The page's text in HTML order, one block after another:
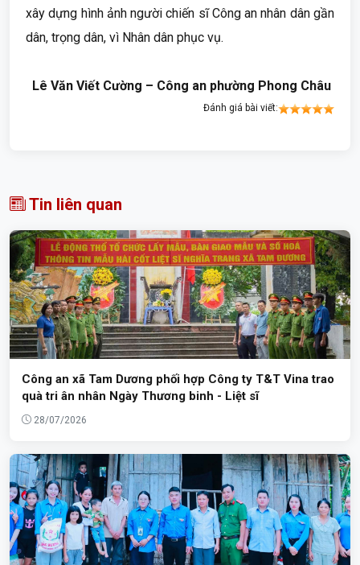
xây dựng hình ảnh người chiến sĩ Công an nhân dân gần
dân, trọng dân, vì Nhân dân phục vụ.
Lê Văn Viết Cường – Công an phường Phong Châu
Đánh giá bài viết:
Tin liên quan
Công an xã Tam Dương phối hợp Công ty T&T Vina trao
quà tri ân nhân Ngày Thương binh - Liệt sĩ
28/07/2026